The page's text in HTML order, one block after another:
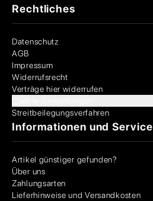
Rechtliches
Datenschutz
AGB
Impressum
Widerrufsrecht
Verträge hier widerrufen
Streitbeilegungsverfahren
Informationen und Service
Artikel günstiger gefunden?
Über uns
Zahlungsarten
Lieferhinweise und Versandkosten